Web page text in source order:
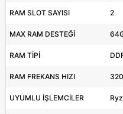
RAM SLOT SAYISI 2
MAX RAM DESTEĞİ
RAM TİPİ
RAM FREKANS HIZI
UYUMLU İŞLEMCİLER